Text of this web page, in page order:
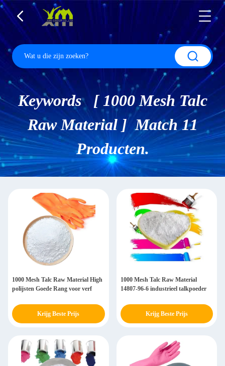
Keywords [ 1000 Mesh Talc
Raw Material ] Match 11
Producten.
1000 Mesh Talc Raw Material High
polijsten Goede Rang voor verf
Krijg Beste Prijs
1000 Mesh Talc Raw Material
14807-96-6 industrieel talkpoeder
Krijg Beste Prijs